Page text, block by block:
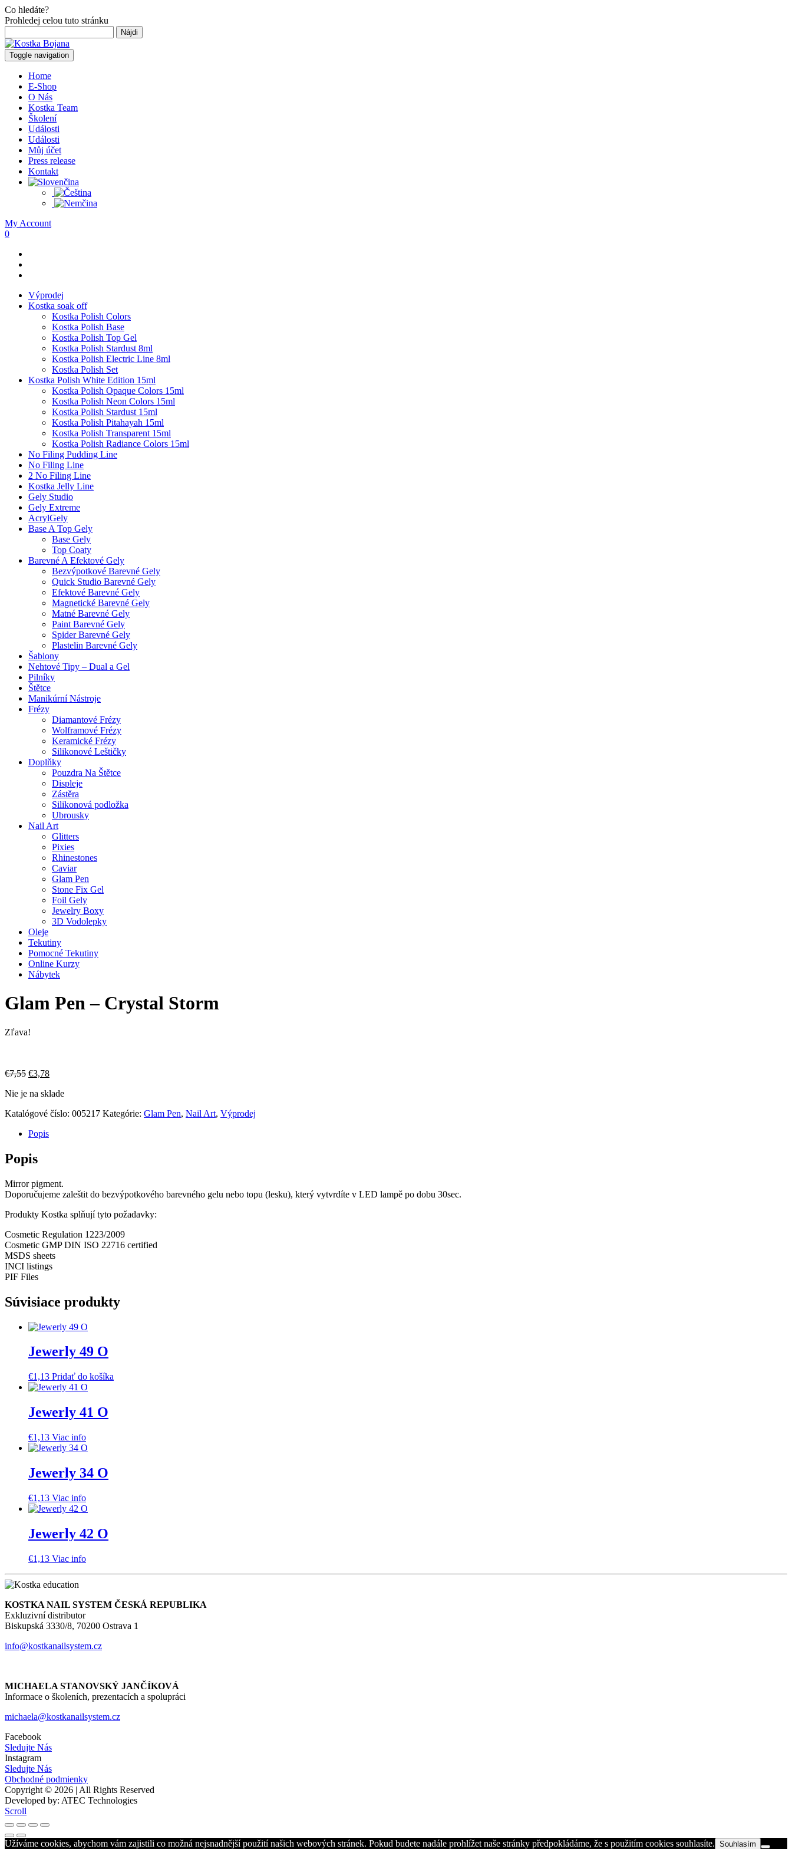
Co hledáte?
Prohledej celou tuto stránku
Toggle navigation
Home
E-Shop
O Nás
Kostka Team
Školení
Události
Události
Můj účet
Press release
Kontakt
My Account
0
Výprodej
Kostka soak off
Kostka Polish Colors
Kostka Polish Base
Kostka Polish Top Gel
Kostka Polish Stardust 8ml
Kostka Polish Electric Line 8ml
Kostka Polish Set
Kostka Polish White Edition 15ml
Kostka Polish Opaque Colors 15ml
Kostka Polish Neon Colors 15ml
Kostka Polish Stardust 15ml
Kostka Polish Pitahayah 15ml
Kostka Polish Transparent 15ml
Kostka Polish Radiance Colors 15ml
No Filing Pudding Line
No Filing Line
2 No Filing Line
Kostka Jelly Line
Gely Studio
Gely Extreme
AcrylGely
Base A Top Gely
Base Gely
Top Coaty
Barevné A Efektové Gely
Bezvýpotkové Barevné Gely
Quick Studio Barevné Gely
Efektové Barevné Gely
Magnetické Barevné Gely
Matné Barevné Gely
Paint Barevné Gely
Spider Barevné Gely
Plastelin Barevné Gely
Šablony
Nehtové Tipy – Dual a Gel
Pilníky
Štětce
Manikúrní Nástroje
Frézy
Diamantové Frézy
Wolframové Frézy
Keramické Frézy
Silikonové Leštičky
Doplňky
Pouzdra Na Štětce
Displeje
Zástěra
Silikonová podložka
Ubrousky
Nail Art
Glitters
Pixies
Rhinestones
Caviar
Glam Pen
Stone Fix Gel
Foil Gely
Jewelry Boxy
3D Vodolepky
Oleje
Tekutiny
Pomocné Tekutiny
Online Kurzy
Nábytek
Glam Pen – Crystal Storm
Zľava!
€7,55 Pôvodná
bola:
€3,78Aktuálna
je:
Nie je na sklade
Katalógové číslo: 005217 Kategórie: Glam Pen, Nail Art, Výprodej
Popis
Popis
Mirror pigment.
Doporučujeme zaleštit do bezvýpotkového barevného gelu nebo topu (lesku), který vytvrdíte v LED lampě po dobu 30sec.
Produkty Kostka splňují tyto požadavky:
Cosmetic Regulation 1223/2009
Cosmetic GMP DIN ISO 22716 certified
MSDS sheets
INCI listings
PIF Files
Súvisiace produkty
Jewerly 49 O
€1,13 Pridať do košíka
Jewerly 41 O
€1,13 Viac info
Jewerly 34 O
€1,13 Viac info
Jewerly 42 O
€1,13 Viac info
KOSTKA NAIL SYSTEM ČESKÁ REPUBLIKA
Exkluzivní distributor
Biskupská 3330/8, 70200 Ostrava 1
info@kostkanailsystem.cz
MICHAELA STANOVSKÝ JANČÍKOVÁ
Informace o školeních, prezentacích a spolupráci
michaela@kostkanailsystem.cz
Facebook
Sledujte Nás
Instagram
Sledujte Nás
Obchodné podmienky
Copyright © 2026 | All Rights Reserved
Developed by: ATEC Technologies
Scroll
Užíváme cookies, abychom vám zajistili co možná nejsnadnější použití našich webových stránek. Pokud budete nadále prohlížet naše stránky předpokládáme, že s použitím cookies souhlasíte. Souhlasím